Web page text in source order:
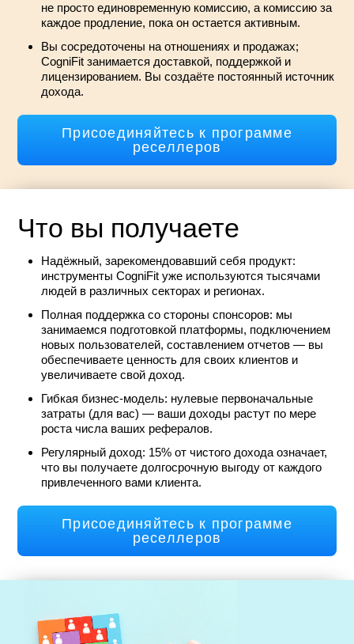
не просто единовременную комиссию, а комиссию за
каждое продление, пока он остается активным.
Вы сосредоточены на отношениях и продажах;
CogniFit занимается доставкой, поддержкой и
лицензированием. Вы создаёте постоянный источник
дохода.
Присоединяйтесь к программе
реселлеров
Что вы получаете
Надёжный, зарекомендовавший себя продукт:
инструменты CogniFit уже используются тысячами
людей в различных секторах и регионах.
Полная поддержка со стороны спонсоров: мы
занимаемся подготовкой платформы, подключением
новых пользователей, составлением отчетов — вы
обеспечиваете ценность для своих клиентов и
увеличиваете свой доход.
Гибкая бизнес-модель: нулевые первоначальные
затраты (для вас) — ваши доходы растут по мере
роста числа ваших рефералов.
Регулярный доход: 15% от чистого дохода означает,
что вы получаете долгосрочную выгоду от каждого
привлеченного вами клиента.
Присоединяйтесь к программе
реселлеров